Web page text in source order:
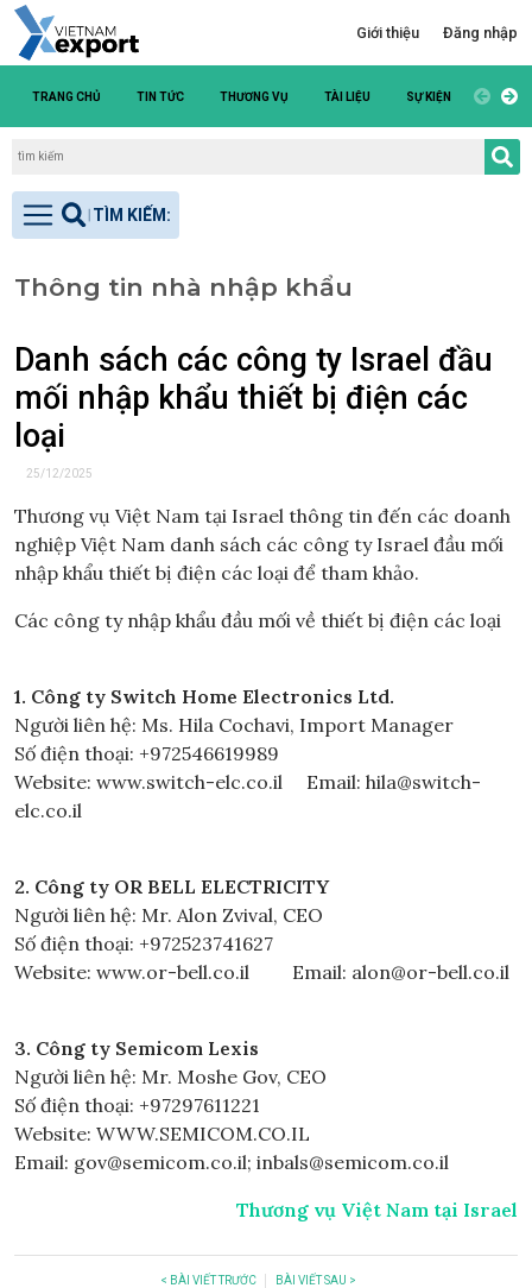
Giới thiệu Đăng nhập
TRANG CHỦ TIN TỨC THƯƠNG VỤ TÀI LIỆU SỰ KIỆN DANH
Thông tin nhà nhập khẩu
Danh sách các công ty Israel đầu
mối nhập khẩu thiết bị điện các
loại
25/12/2025
Thương vụ Việt Nam tại Israel thông tin đến các doanh
nghiệp Việt Nam danh sách các công ty Israel đầu mối
nhập khẩu thiết bị điện các loại để tham khảo.
Các công ty nhập khẩu đầu mối về thiết bị điện các loại
1. Công ty Switch Home Electronics Ltd.
Người liên hệ: Ms. Hila Cochavi, Import Manager
Số điện thoại: +972546619989
Website: www.switch-elc.co.il Email: hila@switch-
elc.co.il
2. Công ty OR BELL ELECTRICITY
Người liên hệ: Mr. Alon Zvival, CEO
Số điện thoại: +972523741627
Website: www.or-bell.co.il Email: alon@or-bell.co.il
3. Công ty Semicom Lexis
Người liên hệ: Mr. Moshe Gov, CEO
Số điện thoại: +97297611221
Website: WWW.SEMICOM.CO.IL
Email: gov@semicom.co.il; inbals@semicom.co.il
Thương vụ Việt Nam tại Israel
< BÀI VIẾT TRƯỚC BÀI VIẾT SAU >